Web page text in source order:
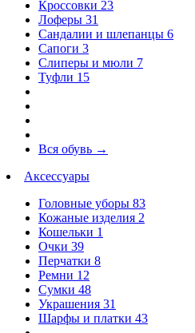
Кроссовки 23
Лоферы 31
Сандалии и шлепанцы 6
Сапоги 3
Слиперы и мюли 7
Туфли 15
Вся обувь →
Аксессуары
Головные уборы 83
Кожаные изделия 2
Кошельки 1
Очки 39
Перчатки 8
Ремни 12
Сумки 48
Украшения 31
Шарфы и платки 43